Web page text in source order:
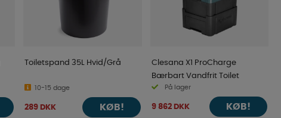
Toiletspand 35L Hvid/Grå
10-15 dage
289 DKK KØB!
Clesana X1 ProCharge
Bærbart Vandfrit Toilet
På lager
9 862 DKK KØB!